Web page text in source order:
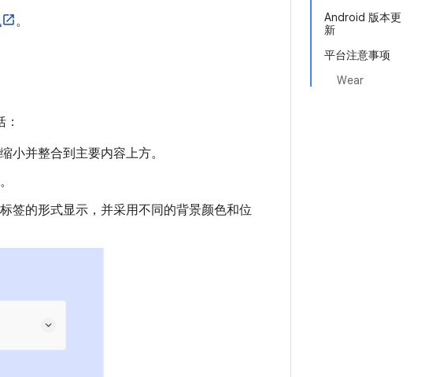
Android 版本更
新
平台注意事项
Wear
。
小并整合到主要内容上方。
签的形式显示，并采用不同的背景颜色和位